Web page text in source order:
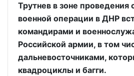
Трутнев в зоне проведения
военной операции в ДНР
командирами и
Российской армии, в том
дальневосточниками,
квадроциклы и багги.